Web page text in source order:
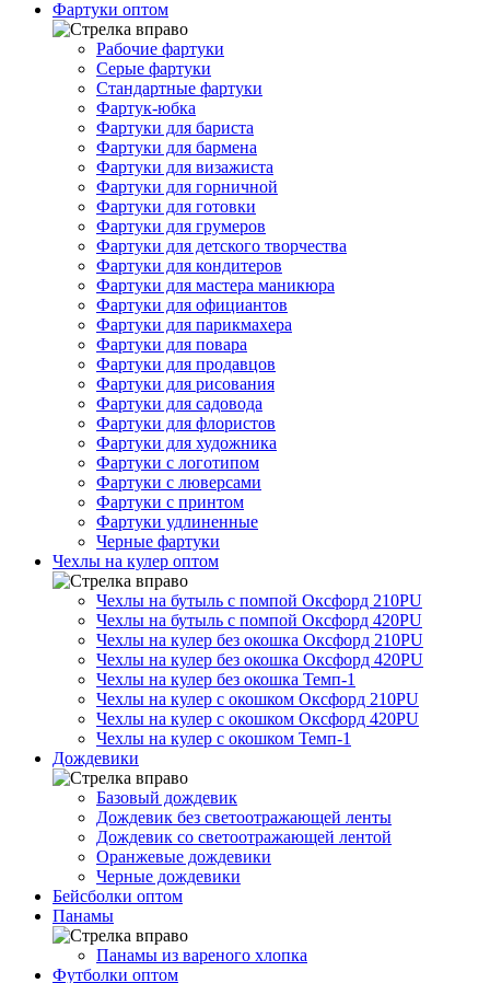
Фартуки оптом
Рабочие фартуки
Серые фартуки
Стандартные фартуки
Фартук-юбка
Фартуки для бариста
Фартуки для бармена
Фартуки для визажиста
Фартуки для горничной
Фартуки для готовки
Фартуки для грумеров
Фартуки для детского творчества
Фартуки для кондитеров
Фартуки для мастера маникюра
Фартуки для официантов
Фартуки для парикмахера
Фартуки для повара
Фартуки для продавцов
Фартуки для рисования
Фартуки для садовода
Фартуки для флористов
Фартуки для художника
Фартуки с логотипом
Фартуки с люверсами
Фартуки с принтом
Фартуки удлиненные
Черные фартуки
Чехлы на кулер оптом
Чехлы на бутыль с помпой Оксфорд 210PU
Чехлы на бутыль с помпой Оксфорд 420PU
Чехлы на кулер без окошка Оксфорд 210PU
Чехлы на кулер без окошка Оксфорд 420PU
Чехлы на кулер без окошка Темп-1
Чехлы на кулер с окошком Оксфорд 210PU
Чехлы на кулер с окошком Оксфорд 420PU
Чехлы на кулер с окошком Темп-1
Дождевики
Базовый дождевик
Дождевик без светоотражающей ленты
Дождевик со светоотражающей лентой
Оранжевые дождевики
Черные дождевики
Бейсболки оптом
Панамы
Панамы из вареного хлопка
Футболки оптом